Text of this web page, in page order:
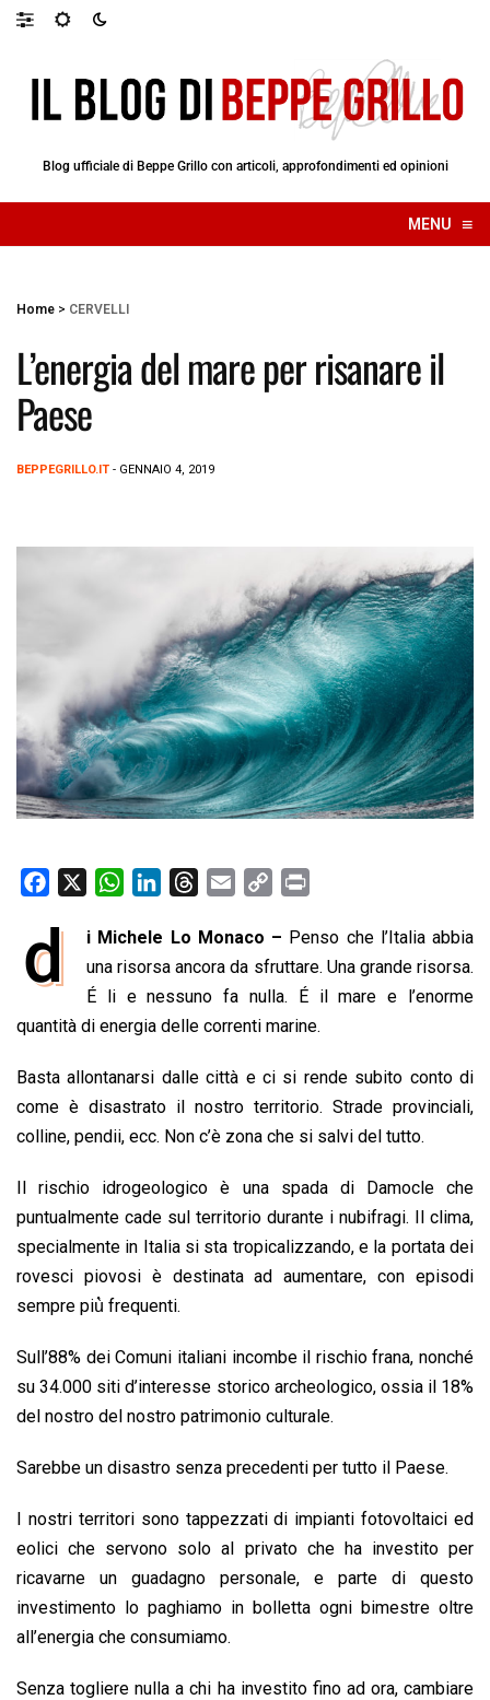
Blog ufficiale di Beppe Grillo con articoli, approfondimenti ed opinioni
MENU ≡
☰
Home > CERVELLI
L’energia del mare per risanare il
Paese
BEPPEGRILLO.IT - GENNAIO 4, 2019
e
o
k
W
a
t
s
A
p
n
k
e
d
n
r
e
a
d
a
i
l
p
y
L
i
k
i
n
d i Michele Lo Monaco – Penso che l’Italia abbia
una risorsa ancora da sfruttare. Una grande risorsa.
É li e nessuno fa nulla. É il mare e l’enorme
quantità di energia delle correnti marine.
Basta allontanarsi dalle città e ci si rende subito conto di
come è disastrato il nostro territorio. Strade provinciali,
colline, pendii, ecc. Non c’è zona che si salvi del tutto.
Il rischio idrogeologico è una spada di Damocle che
puntualmente cade sul territorio durante i nubifragi. Il clima,
specialmente in Italia si sta tropicalizzando, e la portata dei
rovesci piovosi è destinata ad aumentare, con episodi
sempre più̀ frequenti.
Sull’88% dei Comuni italiani incombe il rischio frana, nonché
su 34.000 siti d’interesse storico archeologico, ossia il 18%
del nostro del nostro patrimonio culturale.
Sarebbe un disastro senza precedenti per tutto il Paese.
I nostri territori sono tappezzati di impianti fotovoltaici ed
eolici che servono solo al privato che ha investito per
ricavarne un guadagno personale, e parte di questo
investimento lo paghiamo in bolletta ogni bimestre oltre
all’energia che consumiamo.
Senza togliere nulla a chi ha investito fino ad ora, cambiare